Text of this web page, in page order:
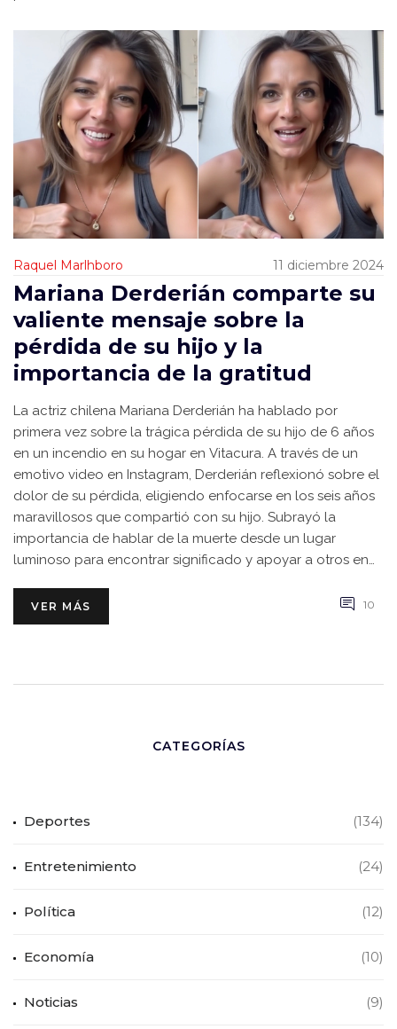
Raquel Marlhboro 11 diciembre 2024
Mariana Derderián comparte su
valiente mensaje sobre la
pérdida de su hijo y la
importancia de la gratitud
La actriz chilena Mariana Derderián ha hablado por
primera vez sobre la trágica pérdida de su hijo de 6 años
en un incendio en su hogar en Vitacura. A través de un
emotivo video en Instagram, Derderián reflexionó sobre el
dolor de su pérdida, eligiendo enfocarse en los seis años
maravillosos que compartió con su hijo. Subrayó la
importancia de hablar de la muerte desde un lugar
luminoso para encontrar significado y apoyar a otros en
VER MÁS 10
CATEGORÍAS
Deportes (134)
Entretenimiento (24)
Política (12)
Economía (10)
Noticias (9)